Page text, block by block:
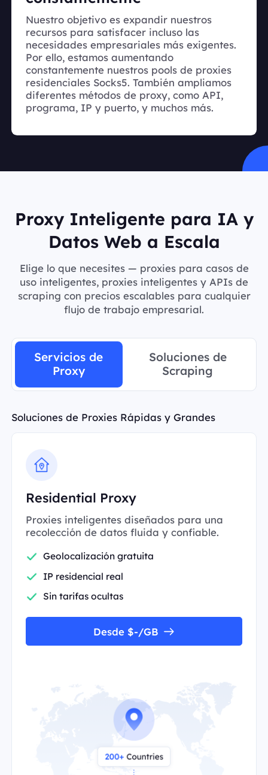
Nuestro objetivo es expandir nuestros
recursos para satisfacer incluso las
necesidades empresariales más exigentes.
Por ello, estamos aumentando
constantemente nuestros pools de proxies
residenciales Socks5. También ampliamos
diferentes métodos de proxy, como API,
programa, IP y puerto, y muchos más.
Proxy Inteligente para IA y
Datos Web a Escala
Elige lo que necesites — proxies para casos de
uso inteligentes, proxies inteligentes y APIs de
scraping con precios escalables para cualquier
flujo de trabajo empresarial.
Servicios de
Proxy
Soluciones de
Scraping
Soluciones de Proxies Rápidas y Grandes
Residential Proxy
Proxies inteligentes diseñados para una
recolección de datos fluida y confiable.
Geolocalización gratuita
IP residencial real
Sin tarifas ocultas
Desde $-/GB